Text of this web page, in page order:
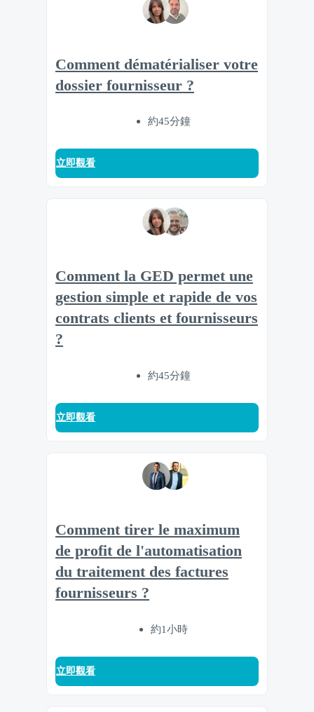
Comment dématérialiser votre
dossier fournisseur ?
約45分鐘
立即觀看
Comment la GED permet une
gestion simple et rapide de vos
contrats clients et fournisseurs
?
約45分鐘
立即觀看
Comment tirer le maximum
de profit de l'automatisation
du traitement des factures
fournisseurs ?
約1小時
立即觀看